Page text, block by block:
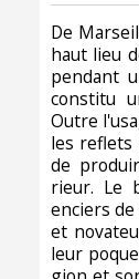
‎De
haut lieu
pendant
constitu
Outre
les reflets
de
rieur. Le
enciers de
et
leur